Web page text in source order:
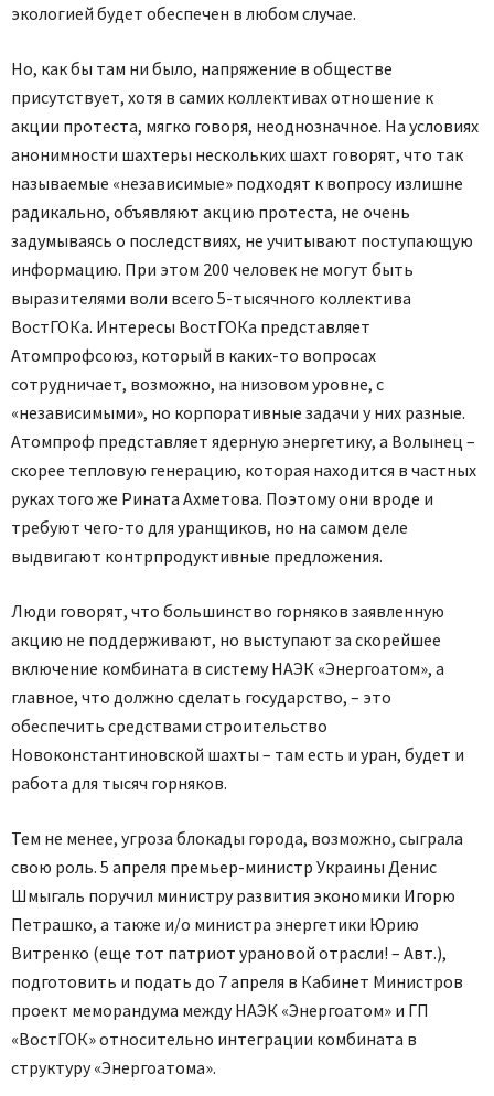
экологией будет обеспечен в любом случае.
Но, как бы там ни было, напряжение в обществе
присутствует, хотя в самих коллективах отношение к
акции протеста, мягко говоря, неоднозначное. На условиях
анонимности шахтеры нескольких шахт говорят, что так
называемые «независимые» подходят к вопросу излишне
радикально, объявляют акцию протеста, не очень
задумываясь о последствиях, не учитывают поступающую
информацию. При этом 200 человек не могут быть
выразителями воли всего 5-тысячного коллектива
ВостГОКа. Интересы ВостГОКа представляет
Атомпрофсоюз, который в каких-то вопросах
сотрудничает, возможно, на низовом уровне, с
«независимыми», но корпоративные задачи у них разные.
Атомпроф представляет ядерную энергетику, а Волынец –
скорее тепловую генерацию, которая находится в частных
руках того же Рината Ахметова. Поэтому они вроде и
требуют чего-то для уранщиков, но на самом деле
выдвигают контрпродуктивные предложения.
Люди говорят, что большинство горняков заявленную
акцию не поддерживают, но выступают за скорейшее
включение комбината в систему НАЭК «Энергоатом», а
главное, что должно сделать государство, – это
обеспечить средствами строительство
Новоконстантиновской шахты – там есть и уран, будет и
работа для тысяч горняков.
Тем не менее, угроза блокады города, возможно, сыграла
свою роль. 5 апреля премьер-министр Украины Денис
Шмыгаль поручил министру развития экономики Игорю
Петрашко, а также и/о министра энергетики Юрию
Витренко (еще тот патриот урановой отрасли! – Авт.),
подготовить и подать до 7 апреля в Кабинет Министров
проект меморандума между НАЭК «Энергоатом» и ГП
«ВостГОК» относительно интеграции комбината в
структуру «Энергоатома».